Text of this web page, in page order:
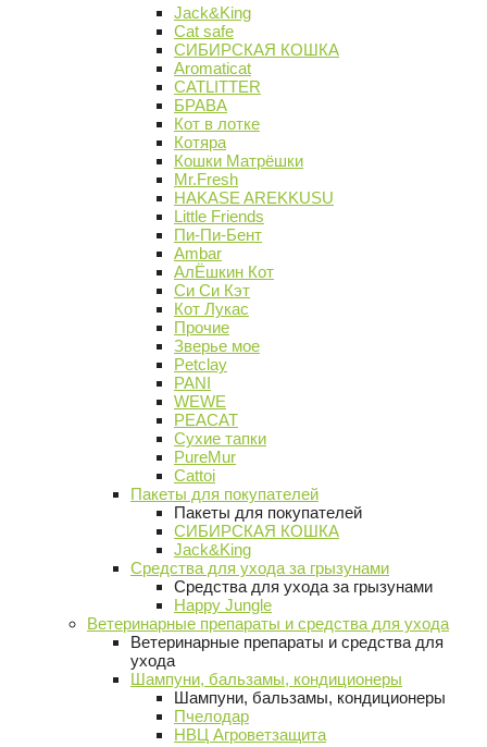
Jack&King
Cat safe
СИБИРСКАЯ КОШКА
Aromaticat
CATLITTER
БРАВА
Кот в лотке
Котяра
Кошки Матрёшки
Mr.Fresh
HAKASE AREKKUSU
Little Friends
Пи-Пи-Бент
Ambar
АлЁшкин Кот
Си Си Кэт
Кот Лукас
Прочие
Зверье мое
Petclay
PANI
WEWE
PEACAT
Сухие тапки
PureMur
Cattoi
Пакеты для покупателей
Пакеты для покупателей
СИБИРСКАЯ КОШКА
Jack&King
Средства для ухода за грызунами
Средства для ухода за грызунами
Happy Jungle
Ветеринарные препараты и средства для ухода
Ветеринарные препараты и средства для
ухода
Шампуни, бальзамы, кондиционеры
Шампуни, бальзамы, кондиционеры
Пчелодар
НВЦ Агроветзащита